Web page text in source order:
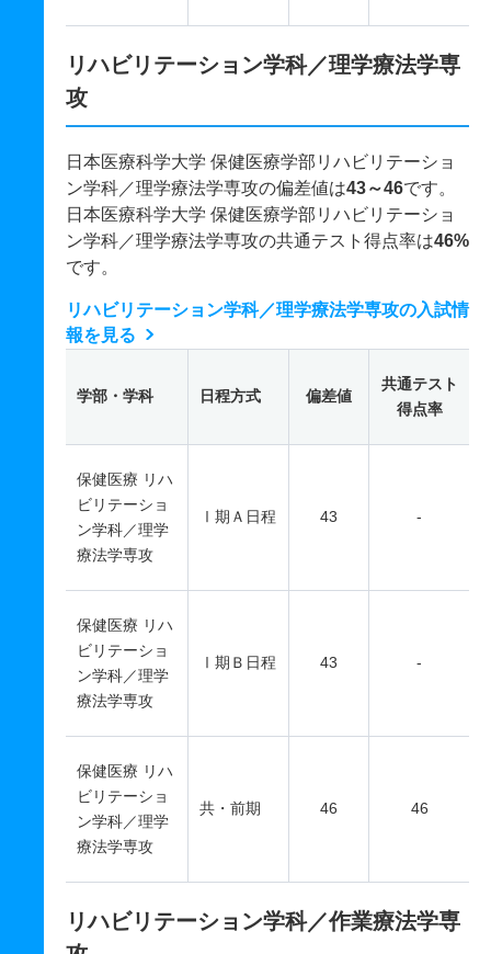
リハビリテーション学科／理学療法学専
攻
日本医療科学大学 保健医療学部リハビリテーショ
ン学科／理学療法学専攻の偏差値は43～46です。
日本医療科学大学 保健医療学部リハビリテーショ
ン学科／理学療法学専攻の共通テスト得点率は46%
です。
リハビリテーション学科／理学療法学専攻の入試情
報を見る
学部・学科 日程方式 偏差値
共通テスト
得点率
保健医療 リハ
ビリテーショ
ン学科／理学
療法学専攻
Ⅰ期Ａ日程 43 -
保健医療 リハ
ビリテーショ
ン学科／理学
療法学専攻
Ⅰ期Ｂ日程 43 -
保健医療 リハ
ビリテーショ
ン学科／理学
療法学専攻
共・前期 46 46
リハビリテーション学科／作業療法学専